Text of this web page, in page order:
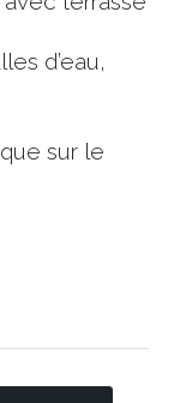
d’eau,
sur le